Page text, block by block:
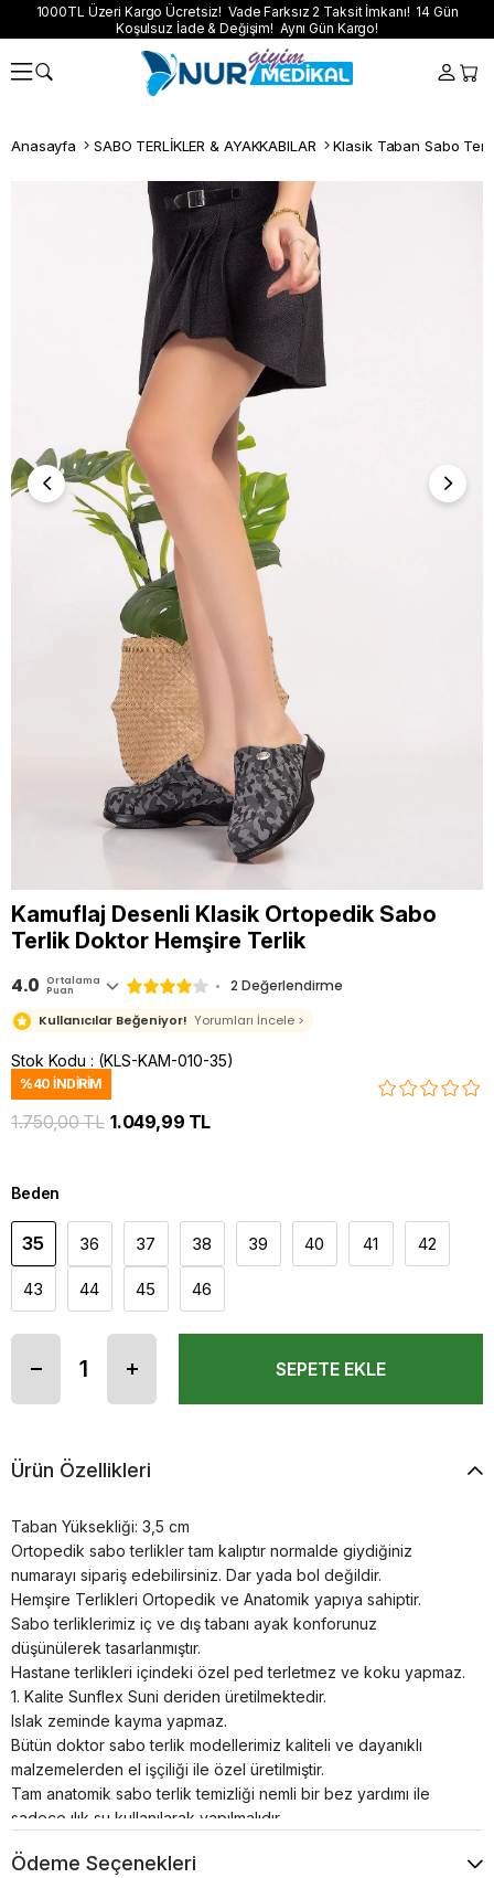
1000TL Üzeri Kargo Ücretsiz! Vade Farksız 2 Taksit İmkanı! 14 Gün
Koşulsuz İade & Değişim! Aynı Gün Kargo!
Anasayfa SABO TERLİKLER & AYAKKABILAR Klasik Taban Sabo
Kamuflaj Desenli Klasik Ortopedik Sabo
Terlik Doktor Hemşire Terlik
4.0 Ortalama
Puan 2 Değerlendirme
Kullanıcılar Beğeniyor! Yorumları İncele >
Stok Kodu (KLS-KAM-010-35)
%40 İNDIRIM
1.750,00 TL 1.049,99 TL
Beden
35 36 37 38 39 40 41 42
43 44 45 46
Ürün Özellikleri
Taban Yüksekliği: 3,5 cm
Ortopedik sabo terlikler tam kalıptır normalde giydiğiniz
numarayı sipariş edebilirsiniz. Dar yada bol değildir.
Hemşire Terlikleri Ortopedik ve Anatomik yapıya sahiptir.
Sabo terliklerimiz iç ve dış tabanı ayak konforunuz
düşünülerek tasarlanmıştır.
Hastane terlikleri içindeki özel ped terletmez ve koku yapmaz.
1. Kalite Sunflex Suni deriden üretilmektedir.
Islak zeminde kayma yapmaz.
Bütün doktor sabo terlik modellerimiz kaliteli ve dayanıklı
malzemelerden el işçiliği ile özel üretilmiştir.
Tam anatomik sabo terlik temizliği nemli bir bez yardımı ile
sadece ılık su kullanılarak yapılmalıdır.
evde, günlük yaşamın her alanında kullanılabilir.
Ödeme Seçenekleri